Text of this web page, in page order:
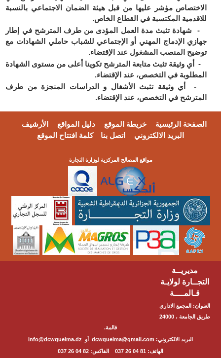
الاختصاص مؤشر عليها من قبل هيئة الضمان الاجتماعي بالنسبة
للاقدمية المكتسبة في القطاع الخاص.
- شهادة تثبث مدة العمل المؤدى من طرف المترشح في إطار
جهازي الإدماج المهني أو الإجتماعي للشباب حاملي الشهادات مع
توضيح المنصب المشغول عند الإقتضاء.
- أي وثيقة تثبث متابعة المترشح تكوينا أعلى من مستوى الشهادة
المطلوبة في التخصص، عند الإقتضاء.
- أي وثيقة تثبث الأشغال و الدراسات المنجزة من طرف
المترشح في التخصص، عند الإقتضاء.
الصفحة الرئيسية خريطة الموقع دليل المواقع
الأرشيف
البريد الالكتروني
اتصل بنا كلمة افتتاح الموقع
مواقع المصالح المركزية لوزارة التجارة
مديريــة
التجــارة لولايـة
قـالمــــة
العنوان: المجمع الاداري
طريق الجامعة ، 24000
قالمة.
البريد الالكتروني: dcwguelma@gmail.com أو info@dcwguelma.dz
الهاتف: 81 04 26 037 الفاكس: 82 04 26 037